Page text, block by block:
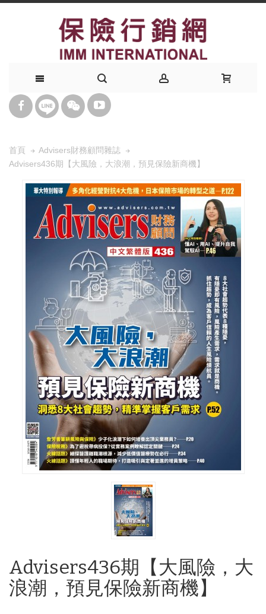
首頁
Advisers財務顧問雜誌
Advisers436期【大風險，大浪潮，預見保險新商機】
Advisers436期【大風險，大
浪潮，預見保險新商機】